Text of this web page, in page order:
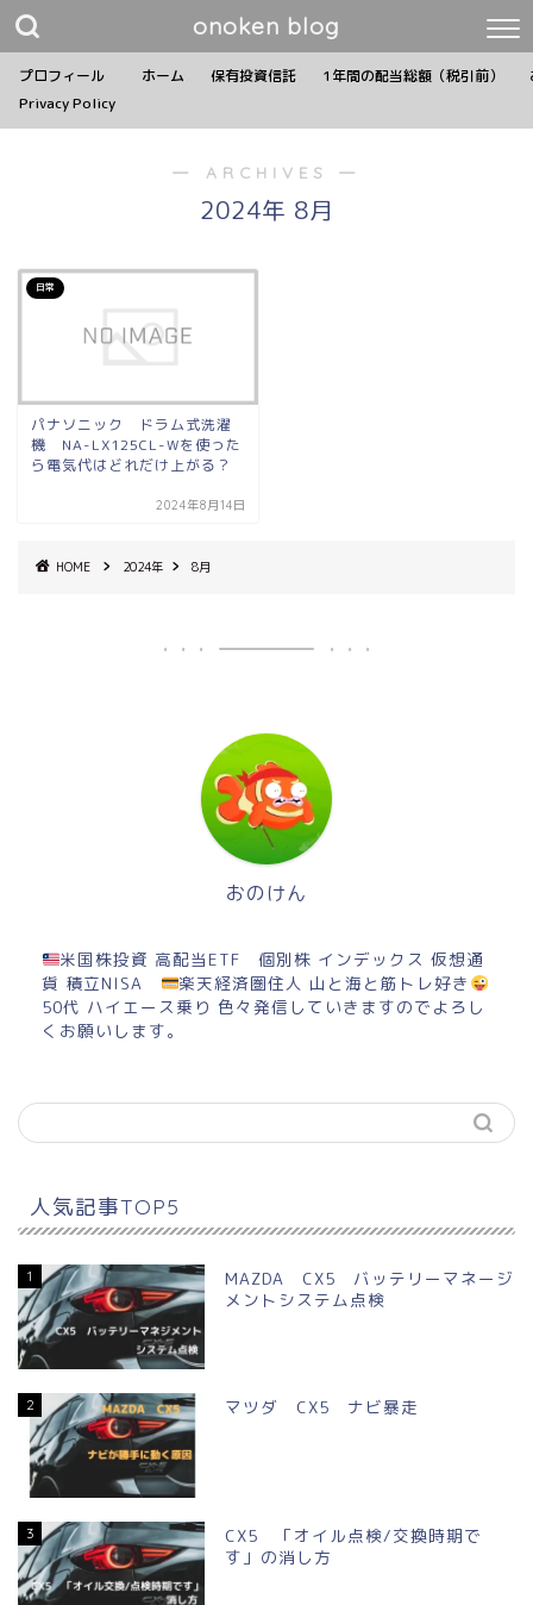
onoken blog
プロフィール
Privacy Policy
ホーム 保有投資信託 1年間の配当総額（税引前）
― ARCHIVES ―
2024年 8月
日常
パナソニック ドラム式洗濯
機 NA-LX125CL-Wを使った
ら電気代はどれだけ上がる？
2024年8月14日
HOME 2024年 8月
おのけん
米国株投資 高配当ETF 個別株 インデックス 仮想通
貨 積立NISA
楽天経済圏住人 山と海と筋トレ好き
50代 ハイエース乗り 色々発信していきますのでよろし
くお願いします。
人気記事TOP5
1
MAZDA CX5 バッテリーマネージ
メントシステム点検
2 マツダ CX5 ナビ暴走
3
CX5 「オイル点検/交換時期で
す」の消し方